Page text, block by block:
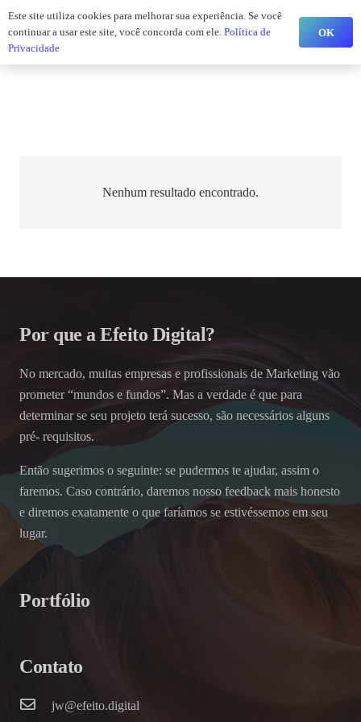
jw@efeito.digital
Nenhum resultado encontrado.
Por que a Efeito Digital?
No mercado, muitas empresas e profissionais de Marketing vão
prometer “mundos e fundos”. Mas a verdade é que para
determinar se seu projeto terá sucesso, são necessários alguns
pré- requisitos.
Então sugerimos o seguinte: se pudermos te ajudar, assim o
faremos. Caso contrário, daremos nosso feedback mais honesto
e diremos exatamente o que faríamos se estivéssemos em seu
lugar.
Portfólio
Contato
jw@efeito.digital
Este site utiliza cookies para melhorar sua experiência. Se você
continuar a usar este site, você concorda com ele. Política de
Privacidade
OK